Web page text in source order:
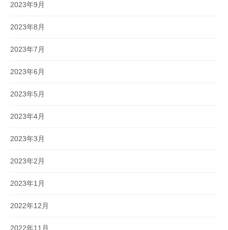
2023年9月
2023年8月
2023年7月
2023年6月
2023年5月
2023年4月
2023年3月
2023年2月
2023年1月
2022年12月
2022年11月